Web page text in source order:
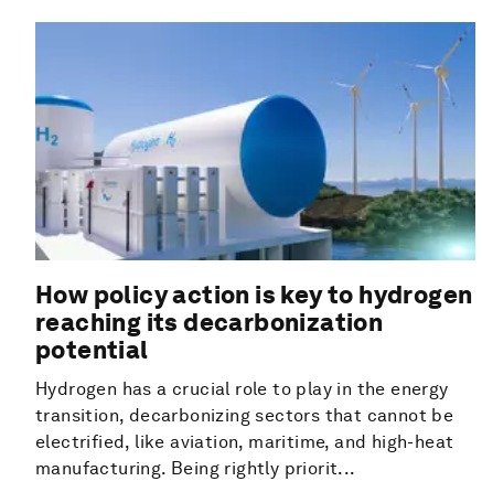
How policy action is key to hydrogen
reaching its decarbonization
potential
Hydrogen has a crucial role to play in the energy
transition, decarbonizing sectors that cannot be
electrified, like aviation, maritime, and high-heat
manufacturing. Being rightly priorit...